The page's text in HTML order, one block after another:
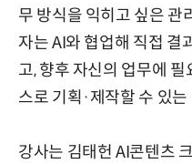
무 방식을 익히고 싶은 관
자는 AI와 협업해 직접 결
고, 향후 자신의 업무에
스로 기획·제작할 수 있
강사는 김태헌 AI콘텐츠